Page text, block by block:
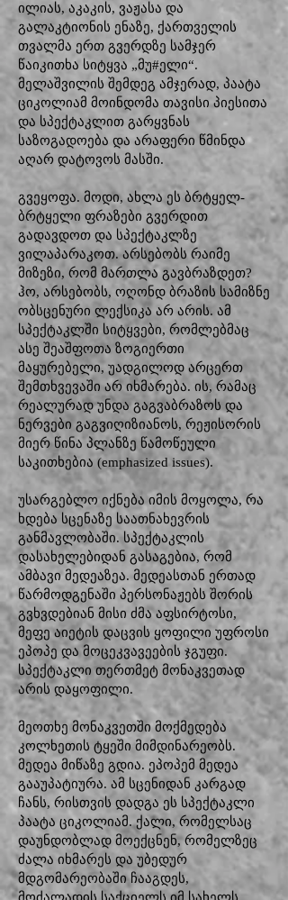
ილიას, აკაკის, ვაჟასა და
გალაკტიონის ენაზე, ქართველის
თვალმა ერთ გვერდზე სამჯერ
წაიკითხა სიტყვა „მუ#ელი“.
მელაშვილის შემდეგ ამჯერად, პაატა
ციკოლიამ მოინდომა თავისი პიესითა
და სპექტაკლით გარყვნას
საზოგადოება და არაფერი წმინდა
აღარ დატოვოს მასში.
გვეყოფა. მოდი, ახლა ეს ბრტყელ-
ბრტყელი ფრაზები გვერდით
გადავდოთ და სპექტაკლზე
ვილაპარაკოთ. არსებობს რაიმე
მიზეზი, რომ მართლა გავბრაზდეთ?
ჰო, არსებობს, ოღონდ ბრაზის სამიზნე
ობსცენური ლექსიკა არ არის. ამ
სპექტაკლში სიტყვები, რომლებმაც
ასე შეაშფოთა ზოგიერთი
მაყურებელი, უადგილოდ არცერთ
შემთხვევაში არ იხმარება. ის, რამაც
რეალურად უნდა გაგვაბრაზოს და
ნერვები გაგვიღიზიანოს, რეჟისორის
მიერ წინა პლანზე წამოწეული
საკითხებია (emphasized issues).
უსარგებლო იქნება იმის მოყოლა, რა
ხდება სცენაზე საათნახევრის
განმავლობაში. სპექტაკლის
დასახელებიდან გასაგებია, რომ
ამბავი მედეაზეა. მედეასთან ერთად
წარმოდგენაში პერსონაჟებს შორის
გვხვდებიან მისი ძმა აფსირტოსი,
მეფე აიეტის დაცვის ყოფილი უფროსი
ეპოპე და მოცეკვავეების ჯგუფი.
სპექტაკლი თერთმეტ მონაკვეთად
არის დაყოფილი.
მეოთხე მონაკვეთში მოქმედება
კოლხეთის ტყეში მიმდინარეობს.
მედეა მიწაზე გდია. ეპოპემ მედეა
გააუპატიურა. ამ სცენიდან კარგად
ჩანს, რისთვის დადგა ეს სპექტაკლი
პაატა ციკოლიამ. ქალი, რომელსაც
დაუნდობლად მოექცნენ, რომელზეც
ძალა იხმარეს და უბედურ
მდგომარეობაში ჩააგდეს,